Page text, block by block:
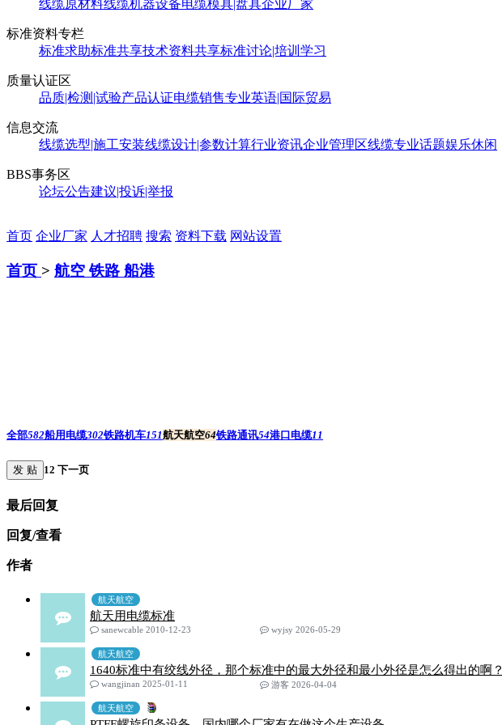
线缆原材料线缆机器设备电缆模具|盘具企业厂家
标准资料专栏
标准求助标准共享技术资料共享标准讨论|培训学习
质量认证区
品质|检测|试验产品认证电缆销售专业英语|国际贸易
信息交流
线缆选型|施工安装线缆设计|参数计算行业资讯企业管理区线缆专业话题娱乐休闲
BBS事务区
论坛公告建议|投诉|举报
首页 企业厂家 人才招聘 搜索 资料下载 网站设置
首页 > 航空 铁路 船港
全部582船用电缆302铁路机车151航天航空64铁路通讯54港口电缆11
发 贴 12 下一页
最后回复
回复/查看
作者
航天航空
航天用电缆标准
sanewcable 2010-12-23
wyjsy 2026-05-29
航天航空
1640标准中有绞线外径，那个标准中的最大外径和最小外径是怎么得出的啊？
wangjinan 2025-01-11
游客 2026-04-04
航天航空